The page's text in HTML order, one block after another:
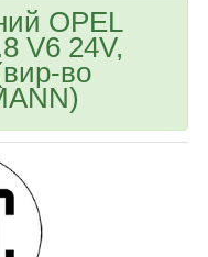
OPEL
V6 24V,
во